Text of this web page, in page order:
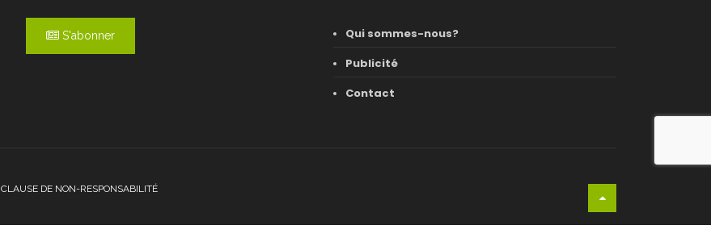
S'abonner
Qui sommes-nous?
Publicité
Contact
CLAUSE DE NON-RESPONSABILITÉ